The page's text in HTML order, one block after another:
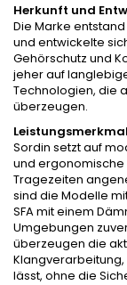
Herkunft und
Die Marke
und entwickelte
Gehörschutz und
jeher auf
Technologien, die
überzeugen.
Sordin setzt auf
und ergonomische
Tragezeiten
sind die Modelle
SFA mit einem
Umgebungen
überzeugen die
lässt, ohne die